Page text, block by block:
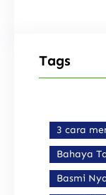
Tags
3 cara
Bahaya
Basmi